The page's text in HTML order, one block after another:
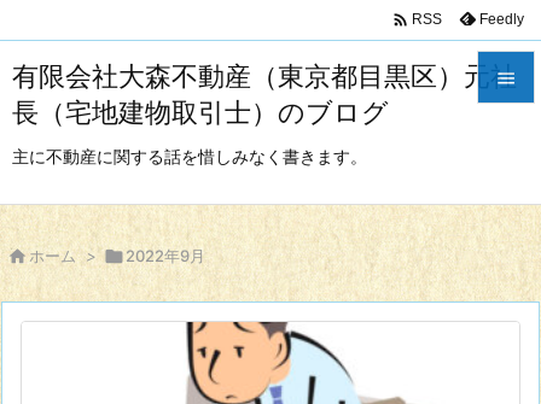
有限会社大森不動産（東京都目黒区）元社
長（宅地建物取引士）のブログ
主に不動産に関する話を惜しみなく書きます。

サイド

前へ

 RSS Feedly
 ホーム > 2022年9月